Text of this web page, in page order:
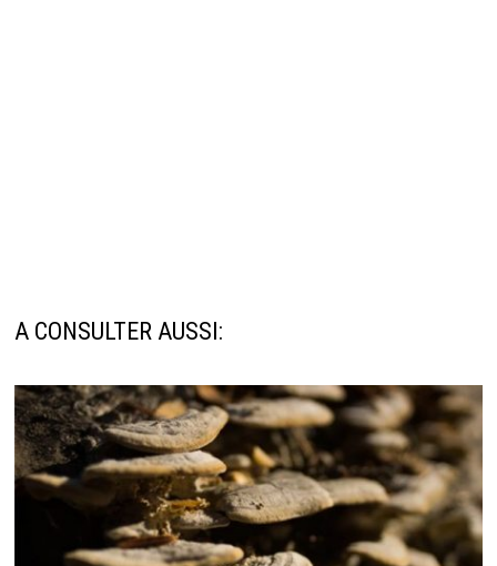
A CONSULTER AUSSI: